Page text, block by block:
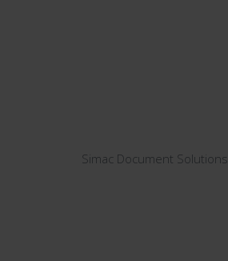
Simac Document Solutions